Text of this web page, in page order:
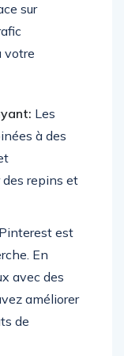
sur
votre
Les
à des
repins et
Pinterest est
En
avec des
améliorer
de